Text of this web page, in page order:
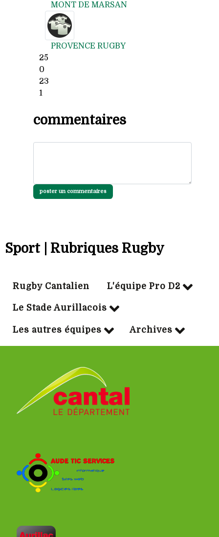
MONT DE MARSAN
PROVENCE RUGBY
25
0
23
1
commentaires
poster un commentaires
Sport | Rubriques Rugby
Rugby Cantalien L'équipe Pro D2
Le Stade Aurillacois
Les autres équipes Archives